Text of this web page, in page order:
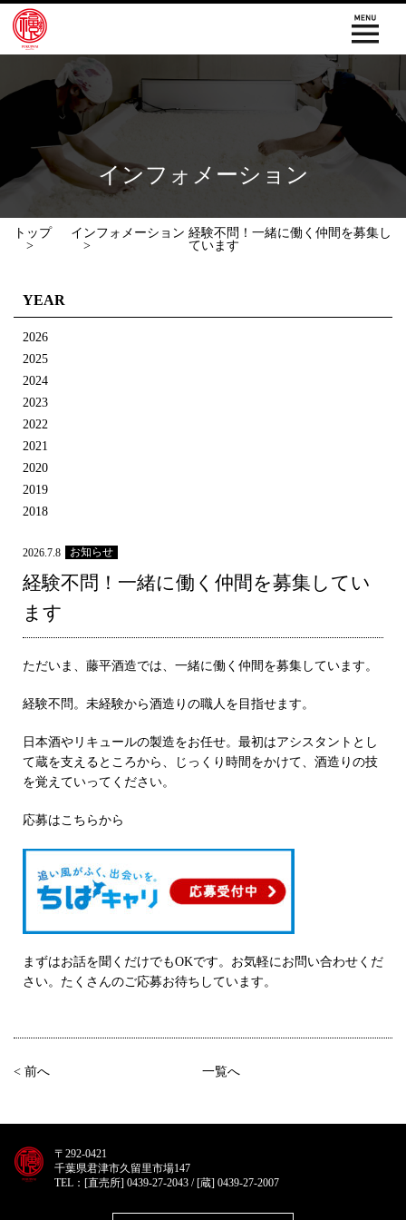
インフォメーション
トップ インフォメーション 経験不問！一緒に働く仲間を募集し
ています
YEAR
2026
2025
2024
2023
2022
2021
2020
2019
2018
2026.7.8 お知らせ
経験不問！一緒に働く仲間を募集してい
ます
ただいま、藤平酒造では、一緒に働く仲間を募集しています。
経験不問。未経験から酒造りの職人を目指せます。
日本酒やリキュールの製造をお任せ。最初はアシスタントとし
て蔵を支えるところから、じっくり時間をかけて、酒造りの技
を覚えていってください。
応募はこちらから
まずはお話を聞くだけでもOKです。お気軽にお問い合わせくだ
さい。たくさんのご応募お待ちしています。
< 前へ 一覧へ
〒292-0421
千葉県君津市久留里市場147
TEL：[直売所] 0439-27-2043 / [蔵] 0439-27-2007